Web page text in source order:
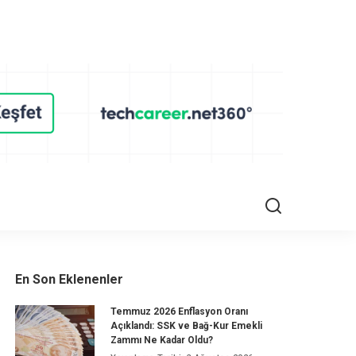
En Son Eklenenler
Temmuz 2026 Enflasyon Oranı
Açıklandı: SSK ve Bağ-Kur Emekli
Zammı Ne Kadar Oldu?